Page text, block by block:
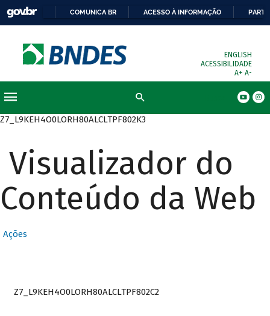
COMUNICA BR ACESSO À INFORMAÇÃO
ENGLISH
ACESSIBILIDADE
A+ A-
Z7_L9KEH4O0LORH80ALCLTPF802K3
Visualizador do
Conteúdo da Web
Ações
Z7_L9KEH4O0LORH80ALCLTPF802C2